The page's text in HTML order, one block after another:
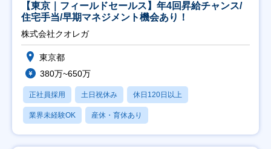
【東京｜フィールドセールス】年4回昇給チャンス/
住宅手当/早期マネジメント機会あり！
株式会社クオレガ
東京都
380万~650万
正社員採用 土日祝休み 休日120日以上
業界未経験OK 産休・育休あり